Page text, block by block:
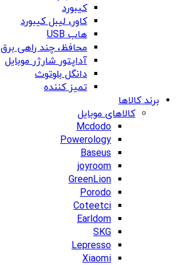
کیبورد
کاور، لیبل کیبورد
هاب USB
محافظ، چند راهی برق
آداپتور شارژر موبایل
دانگل بلوتوث
تمیز کننده
برند کالاها
کالاهای موبایل
Mcdodo
Powerology
Baseus
joyroom
GreenLion
Porodo
Coteetci
Earldom
SKG
Lepresso
Xiaomi